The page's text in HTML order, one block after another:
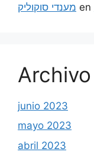
מענדי סוקוליק en
Archivo
junio 2023
mayo 2023
abril 2023